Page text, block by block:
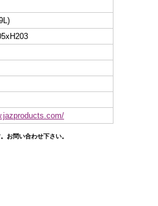
お問い合わせ下さい。